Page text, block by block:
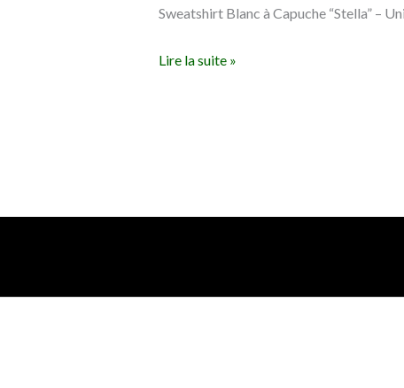
Sweatshirt Blanc à Capuche “Stella” –
Lire la suite »